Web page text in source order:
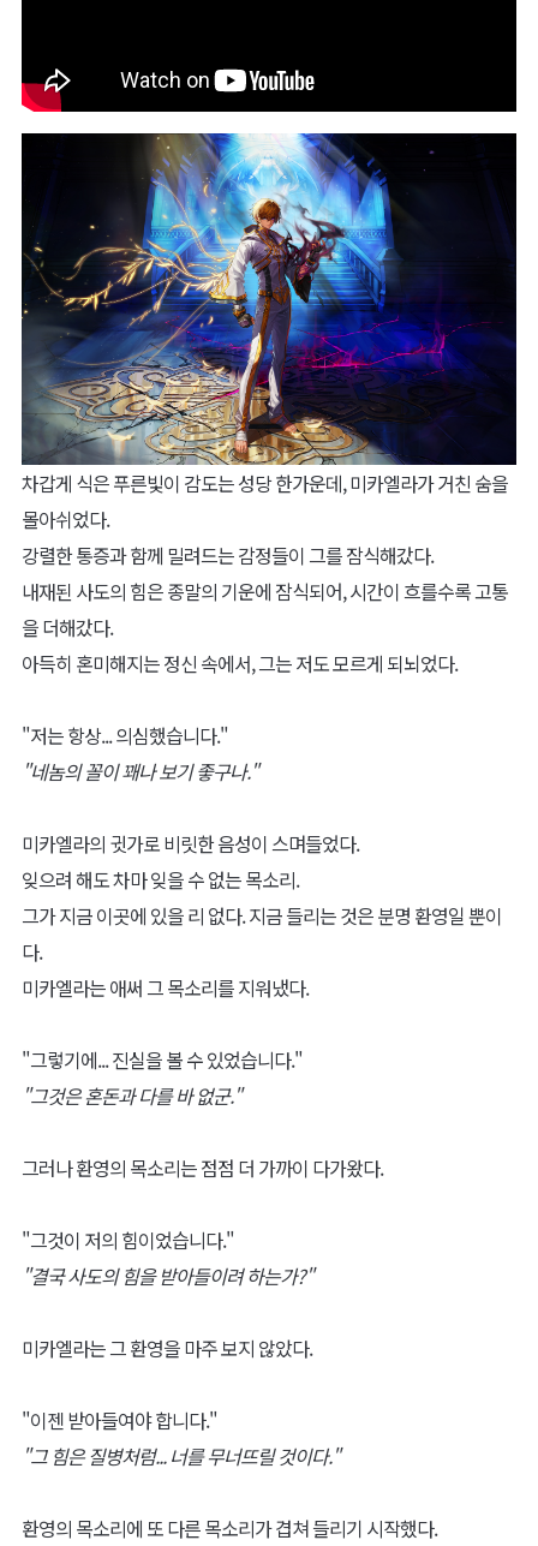
차갑게 식은 푸른빛이 감도는 성당 한가운데, 미카엘라가 거친 숨을
몰아쉬었다.
강렬한 통증과 함께 밀려드는 감정들이 그를 잠식해갔다.
내재된 사도의 힘은 종말의 기운에 잠식되어, 시간이 흐를수록 고통
을 더해갔다.
아득히 혼미해지는 정신 속에서, 그는 저도 모르게 되뇌었다.
"저는 항상... 의심했습니다."
"네놈의 꼴이 꽤나 보기 좋구나."
미카엘라의 귓가로 비릿한 음성이 스며들었다.
잊으려 해도 차마 잊을 수 없는 목소리.
그가 지금 이곳에 있을 리 없다. 지금 들리는 것은 분명 환영일 뿐이
다.
미카엘라는 애써 그 목소리를 지워냈다.
"그렇기에... 진실을 볼 수 있었습니다."
"그것은 혼돈과 다를 바 없군."
그러나 환영의 목소리는 점점 더 가까이 다가왔다.
"그것이 저의 힘이었습니다."
"결국 사도의 힘을 받아들이려 하는가?"
미카엘라는 그 환영을 마주 보지 않았다.
"이젠 받아들여야 합니다."
"그 힘은 질병처럼... 너를 무너뜨릴 것이다."
환영의 목소리에 또 다른 목소리가 겹쳐 들리기 시작했다.